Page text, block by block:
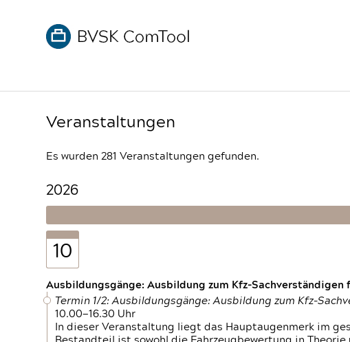
Veranstaltungen
Es wurden 281 Veranstaltungen gefunden.
2026
10
Ausbildungsgänge: Ausbildung zum Kfz-
Termin 1/2: Ausbildungsgänge: Ausbildung zum Kfz-
10.00—16.30 Uhr
In dieser Veranstaltung liegt das Hauptaugenmerk im